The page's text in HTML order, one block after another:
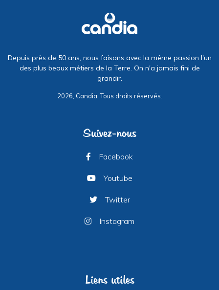
Depuis près de 50 ans, nous faisons avec la même passion l'un
des plus beaux métiers de la Terre. On n'a jamais fini de
grandir.
2026, Candia. Tous droits réservés.
Suivez-nous
Facebook
Youtube
Twitter
Instagram
Liens utiles